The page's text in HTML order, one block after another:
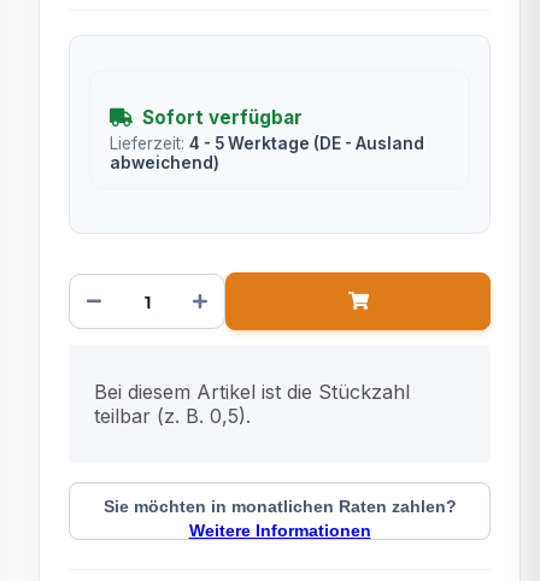
Sofort verfügbar
Lieferzeit: 4 - 5 Werktage (DE - Ausland
abweichend)
Bei diesem Artikel ist die Stückzahl
teilbar (z. B. 0,5).
Sie möchten in monatlichen Raten zahlen?
Weitere Informationen